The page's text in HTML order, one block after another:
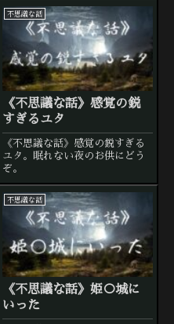
不思議な話
《不思議な話》感覚の鋭
すぎるユタ
《不思議な話》感覚の鋭すぎる
ユタ。眠れない夜のお供にどう
ぞ。
不思議な話
《不思議な話》姫○城に
いった